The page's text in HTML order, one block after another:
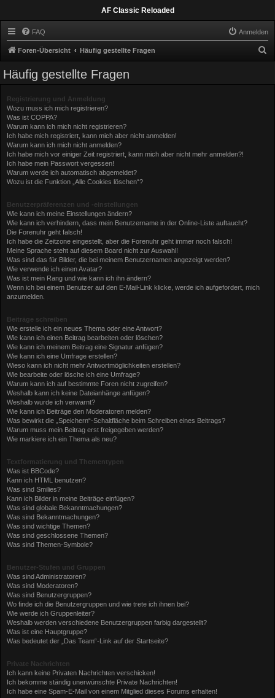
AF Classic Reloaded
FAQ Anmelden
Foren-Übersicht Häufig gestellte Fragen
Häufig gestellte Fragen
Registrierung und Anmeldung
Wozu muss ich mich registrieren?
Was ist COPPA?
Warum kann ich mich nicht registrieren?
Ich habe mich registriert, kann mich aber nicht anmelden!
Warum kann ich mich nicht anmelden?
Ich habe mich vor einiger Zeit registriert, kann mich aber nicht mehr anmelden?!
Ich habe mein Passwort vergessen!
Warum werde ich automatisch abgemeldet?
Wozu ist die Funktion „Alle Cookies löschen“?
Benutzerpräferenzen und -einstellungen
Wie kann ich meine Einstellungen ändern?
Wie kann ich verhindern, dass mein Benutzername in der Online-Liste auftaucht?
Die Forenuhr geht falsch!
Ich habe die Zeitzone eingestellt, aber die Forenuhr geht immer noch falsch!
Meine Sprache steht auf diesem Board nicht zur Auswahl!
Was sind das für Bilder, die bei meinem Benutzernamen angezeigt werden?
Wie verwende ich einen Avatar?
Was ist mein Rang und wie kann ich ihn ändern?
Wenn ich bei einem Benutzer auf den E-Mail-Link klicke, werde ich aufgefordert, mich
anzumelden.
Beiträge schreiben
Wie erstelle ich ein neues Thema oder eine Antwort?
Wie kann ich einen Beitrag bearbeiten oder löschen?
Wie kann ich meinem Beitrag eine Signatur anfügen?
Wie kann ich eine Umfrage erstellen?
Wieso kann ich nicht mehr Antwortmöglichkeiten erstellen?
Wie bearbeite oder lösche ich eine Umfrage?
Warum kann ich auf bestimmte Foren nicht zugreifen?
Weshalb kann ich keine Dateianhänge anfügen?
Weshalb wurde ich verwarnt?
Wie kann ich Beiträge den Moderatoren melden?
Was bewirkt die „Speichern“-Schaltfläche beim Schreiben eines Beitrags?
Warum muss mein Beitrag erst freigegeben werden?
Wie markiere ich ein Thema als neu?
Textformatierung und Thementypen
Was ist BBCode?
Kann ich HTML benutzen?
Was sind Smilies?
Kann ich Bilder in meine Beiträge einfügen?
Was sind globale Bekanntmachungen?
Was sind Bekanntmachungen?
Was sind wichtige Themen?
Was sind geschlossene Themen?
Was sind Themen-Symbole?
Benutzer-Stufen und Gruppen
Was sind Administratoren?
Was sind Moderatoren?
Was sind Benutzergruppen?
Wo finde ich die Benutzergruppen und wie trete ich ihnen bei?
Wie werde ich Gruppenleiter?
Weshalb werden verschiedene Benutzergruppen farbig dargestellt?
Was ist eine Hauptgruppe?
Was bedeutet der „Das Team“-Link auf der Startseite?
Private Nachrichten
Ich kann keine Privaten Nachrichten verschicken!
Ich bekomme ständig unerwünschte Private Nachrichten!
Ich habe eine Spam-E-Mail von einem Mitglied dieses Forums erhalten!